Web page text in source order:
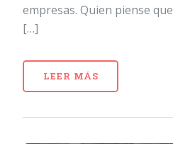
empresas. Quien piense
[…]
LEER MÁS